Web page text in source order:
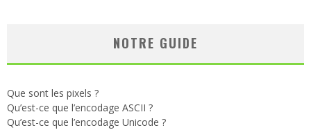
NOTRE GUIDE
Que sont les pixels ?
Qu’est-ce que l’encodage ASCII ?
Qu’est-ce que l’encodage Unicode ?